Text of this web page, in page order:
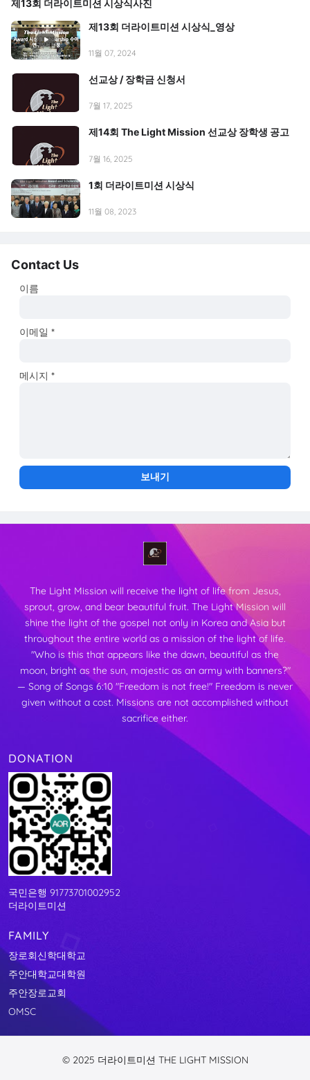
제13회 더라이트미션 시상식사진
제13회 더라이트미션 시상식_영상
11월 07, 2024
선교상 / 장학금 신청서
7월 17, 2025
제14회 The Light Mission 선교상 장학생 공고
7월 16, 2025
1회 더라이트미션 시상식
11월 08, 2023
Contact Us
이름
이메일*
메시지*
The Light Mission will receive the light of life from Jesus,
sprout, grow, and bear beautiful fruit. The Light Mission will
shine the light of the gospel not only in Korea and Asia but
throughout the entire world as a mission of the light of life.
"Who is this that appears like the dawn, beautiful as the
moon, bright as the sun, majestic as an army with banners?"
— Song of Songs 6:10 "Freedom is not free!" Freedom is never
given without a cost. Missions are not accomplished without
sacrifice either.
DONATION
국민은행 91773701002952
더라이트미션
FAMILY
장로회신학대학교
주안대학교대학원
주안장로교회
OMSC
© 2025 더라이트미션 THE LIGHT MISSION